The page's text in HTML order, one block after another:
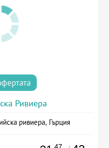
Ривиера
ривиера, Гърция